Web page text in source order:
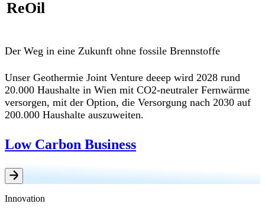
ReOil
Der Weg in eine Zukunft ohne fossile Brennstoffe
Unser Geothermie Joint Venture deeep wird 2028 rund
20.000 Haushalte in Wien mit CO2-neutraler Fernwärme
versorgen, mit der Option, die Versorgung nach 2030 auf
200.000 Haushalte auszuweiten.
Low Carbon Business
Innovation